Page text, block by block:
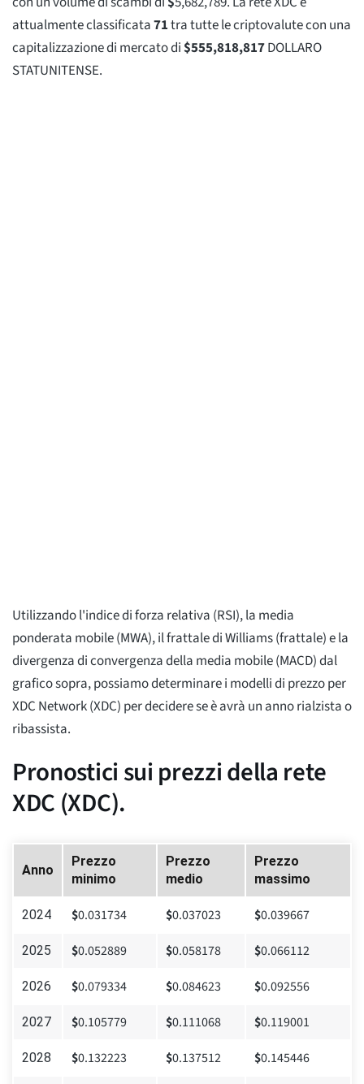
attualmente classificata71tra tutte le criptovalute con una
capitalizzazione di mercato di$555,818,817DOLLARO
STATUNITENSE.
Utilizzando l'indice di forza relativa (RSI), la media
ponderata mobile (MWA), il frattale di Williams (frattale) e la
divergenza di convergenza della media mobile (MACD) dal
grafico sopra, possiamo determinare i modelli di prezzo per
XDC Network (XDC) per decidere se è avrà un anno rialzista o
ribassista.
Pronostici sui prezzi della rete
XDC (XDC).
Anno
Prezzo
minimo
Prezzo
medio
Prezzo
massimo
2024 $0.031734 $0.037023 $0.039667
2025 $0.052889 $0.058178 $0.066112
2026 $0.079334 $0.084623 $0.092556
2027 $0.105779 $0.111068 $0.119001
2028 $0.132223 $0.137512 $0.145446